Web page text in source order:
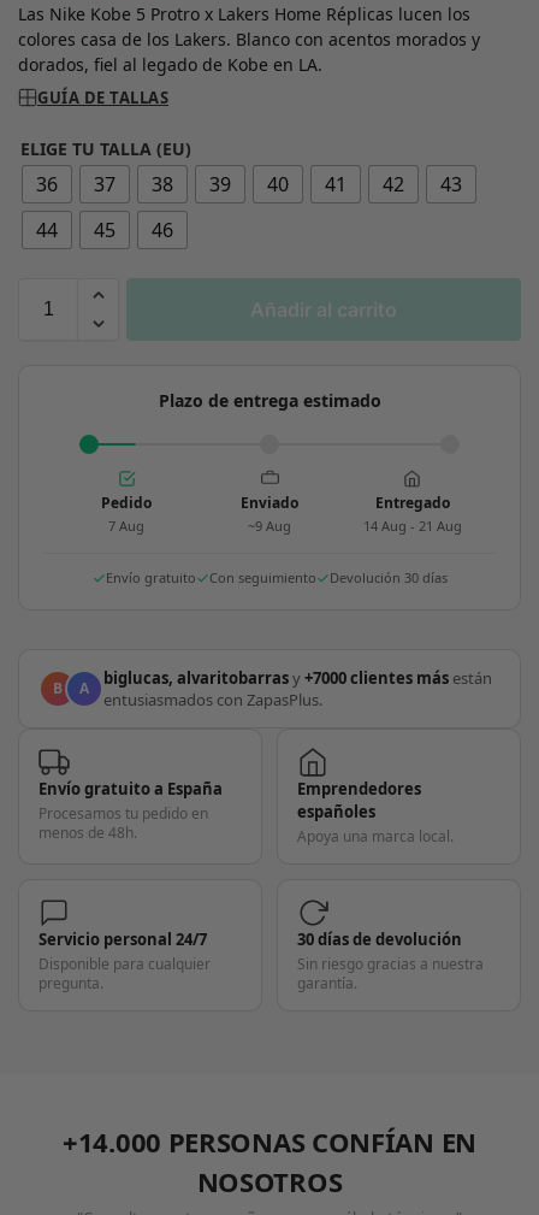
Las Nike Kobe 5 Protro x Lakers Home Réplicas lucen los
colores casa de los Lakers. Blanco con acentos morados y
dorados, fiel al legado de Kobe en LA.
GUÍA DE TALLAS
ELIGE TU TALLA (EU)
36 37 38 39 40 41 42
43
44
45 46
Añadir al carrito
Plazo de entrega estimado
Pedido
7 Aug
Enviado
~9 Aug
Entregado
14 Aug - 21 Aug
Envío gratuito Con seguimiento Devolución 30 días
B A biglucas, alvaritobarrasy+7000 clientes más están
entusiasmados con ZapasPlus.
Envío gratuito a España
Procesamos tu pedido en
menos de 48h.
Emprendedores
españoles
Apoya una marca local.
Servicio personal 24/7
Disponible para cualquier
pregunta.
30 días de devolución
Sin riesgo gracias a nuestra
garantía.
+14.000 PERSONAS CONFÍAN EN
NOSOTROS